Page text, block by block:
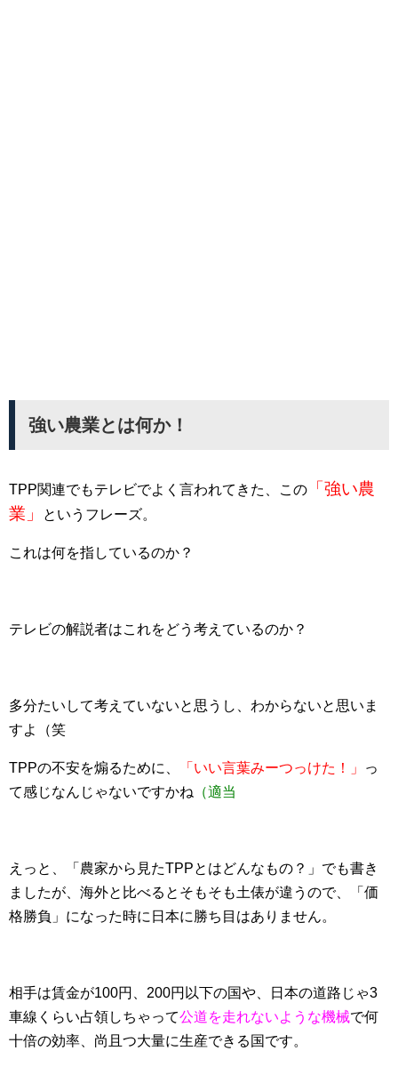
強い農業とは何か！
TPP関連でもテレビでよく言われてきた、この
「強い農
業」
というフレーズ。
これは何を指しているのか？
テレビの解説者はこれをどう考えているのか？
多分たいして考えていないと思うし、わからないと思いま
すよ（笑
TPPの不安を煽るために、 「いい言葉みーつっけた！」
っ
て感じなんじゃないですかね （適当
えっと、「農家から見たTPPとはどんなもの？」でも書き
ましたが、海外と比べるとそもそも土俵が違うので、「価
格勝負」になった時に日本に勝ち目はありません。
相手は賃金が100円、200円以下の国や、日本の道路じゃ3
車線くらい占領しちゃって公道を走れないような機械で何
十倍の効率、尚且つ大量に生産できる国です。